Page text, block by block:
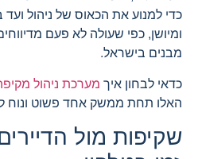
כדי למנוע את הכאוס של ניהול ועד
ומיושן, כפי שעולה לא פעם
מבנים בישראל.
כדאי לבחון איך מערכת ניהול
האלו תחת ממשק אחד פשוט ונוח
שקיפות מול